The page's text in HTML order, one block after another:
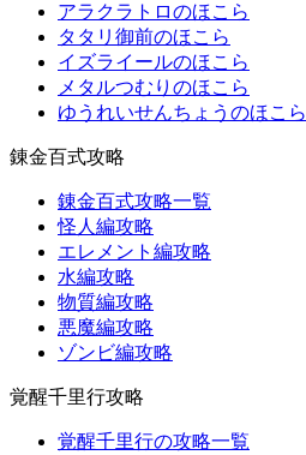
アラクラトロのほこら
タタリ御前のほこら
イズライールのほこら
メタルつむりのほこら
ゆうれいせんちょうのほこら
錬金百式攻略
錬金百式攻略一覧
怪人編攻略
エレメント編攻略
水編攻略
物質編攻略
悪魔編攻略
ゾンビ編攻略
覚醒千里行攻略
覚醒千里行の攻略一覧